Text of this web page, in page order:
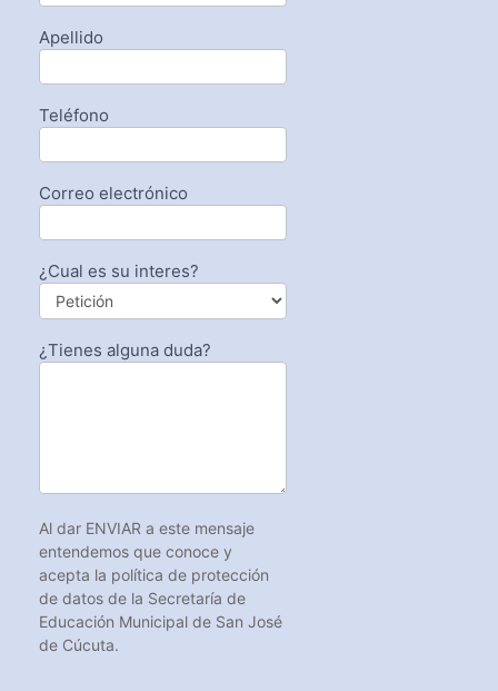
Apellido
Teléfono
Correo electrónico
¿Cual es su interes?
¿Tienes alguna duda?
Al dar ENVIAR a este mensaje
entendemos que conoce y
acepta la política de protección
de datos de la Secretaría de
Educación Municipal de San José
de Cúcuta.
este
campo
en